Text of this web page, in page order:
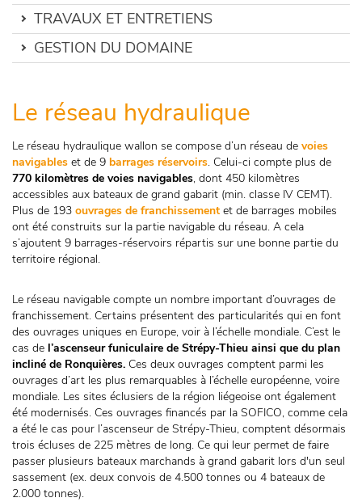
TRAVAUX ET ENTRETIENS
GESTION DU DOMAINE
Le réseau hydraulique
Le réseau hydraulique wallon se compose d’un réseau de voies
navigables et de 9 barrages réservoirs. Celui-ci compte plus de
770 kilomètres de voies navigables, dont 450 kilomètres
accessibles aux bateaux de grand gabarit (min. classe IV CEMT).
Plus de 193 ouvrages de franchissement et de barrages mobiles
ont été construits sur la partie navigable du réseau. A cela
s’ajoutent 9 barrages-réservoirs répartis sur une bonne partie du
territoire régional.
Le réseau navigable compte un nombre important d’ouvrages de
franchissement. Certains présentent des particularités qui en font
des ouvrages uniques en Europe, voir à l’échelle mondiale. C’est le
cas de l’ascenseur funiculaire de Strépy-Thieu ainsi que du plan
incliné de Ronquières. Ces deux ouvrages comptent parmi les
ouvrages d’art les plus remarquables à l’échelle européenne, voire
mondiale. Les sites éclusiers de la région liégeoise ont également
été modernisés. Ces ouvrages financés par la SOFICO, comme cela
a été le cas pour l’ascenseur de Strépy-Thieu, comptent désormais
trois écluses de 225 mètres de long. Ce qui leur permet de faire
passer plusieurs bateaux marchands à grand gabarit lors d'un seul
sassement (ex. deux convois de 4.500 tonnes ou 4 bateaux de
2.000 tonnes).